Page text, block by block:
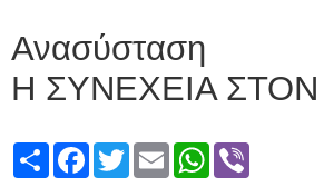
Ανασύσταση
Η ΣΥΝΕΧΕΙΑ
ShareFacebook
TwitterEmailWhatsApp